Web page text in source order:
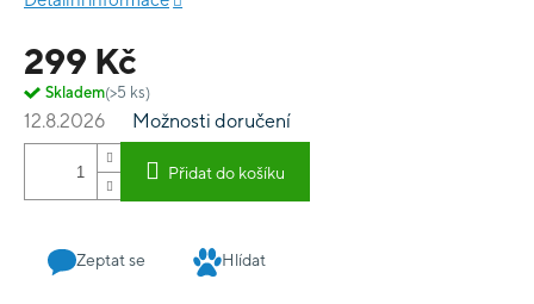
299 Kč
Skladem(>5 ks)
12.8.2026 Možnosti doručení
Přidat do košíku
Zeptat se Hlídat